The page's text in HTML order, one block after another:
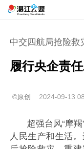
中交四航局抢险救
履行央企责
©原创 2024-09-13
超强台风“摩
人民生产和生活